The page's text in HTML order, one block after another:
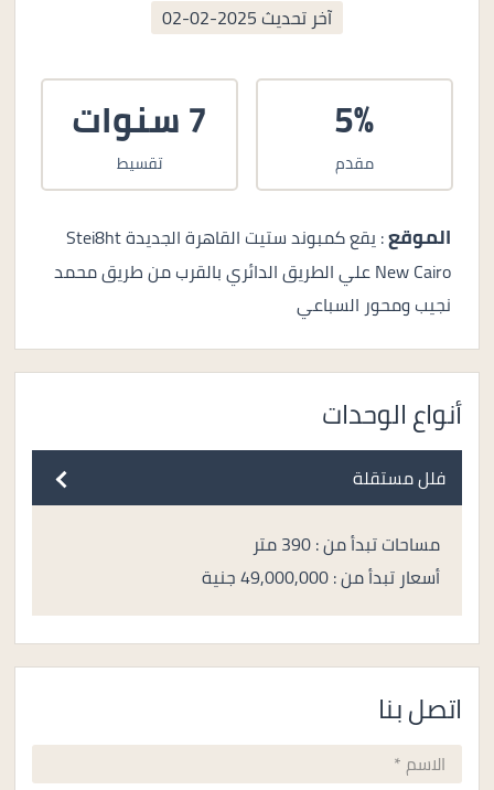
آخر تحديث 2025-02-02
5%
مقدم
7 سنوات
تقسيط
الموقع
: يقع كمبوند ستيت القاهرة الجديدة Stei8ht
New Cairo علي الطريق الدائري بالقرب من طريق محمد
نجيب ومحور السباعي
أنواع الوحدات
فلل مستقلة
مساحات تبدأ من : 390 متر
أسعار تبدأ من : 49,000,000 جنية
اتصل بنا